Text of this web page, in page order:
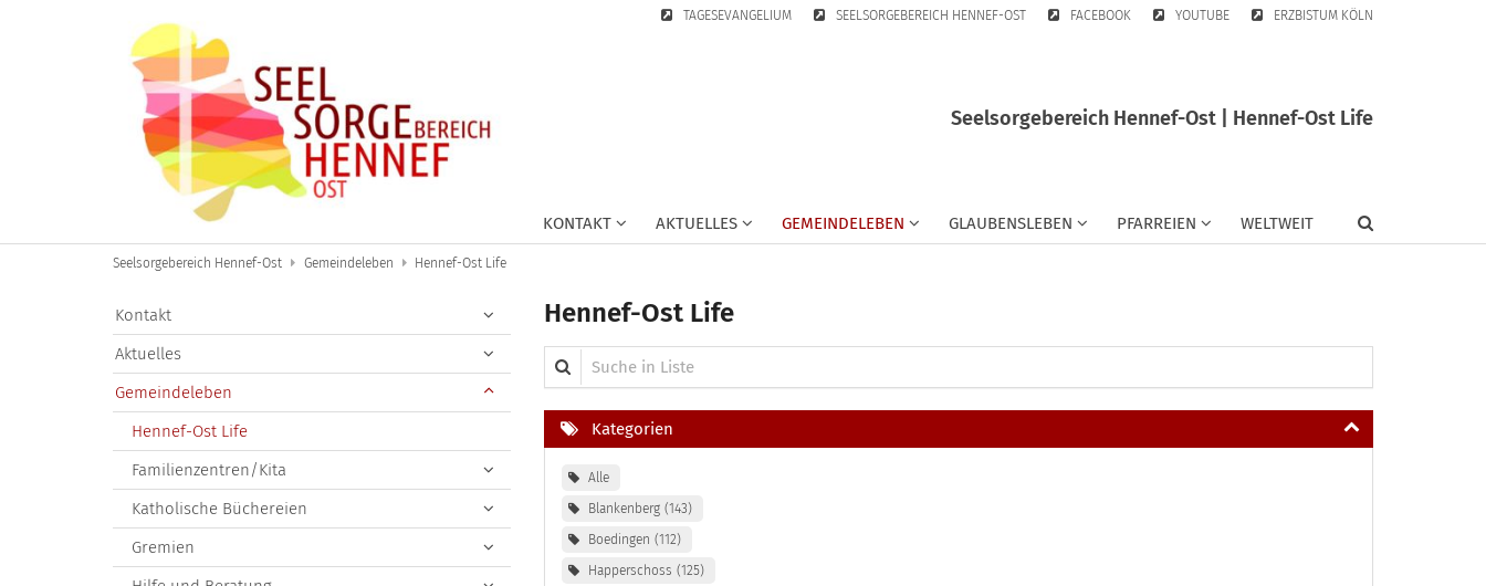
TAGESEVANGELIUM SEELSORGEBEREICH HENNEF-OST FACEBOOK YOUTUBE ERZBISTUM KÖLN
Seelsorgebereich Hennef-Ost | Hennef-Ost Life
KONTAKT AKTUELLES GEMEINDELEBEN GLAUBENSLEBEN PFARREIEN WELTWEIT
Seelsorgebereich Hennef-Ost Gemeindeleben Hennef-Ost Life
Hennef-Ost Life
Suche in Liste
Kategorien
Alle
Blankenberg 143
Boedingen
112
Happerschoss
125
Kontakt
Aktuelles
Gemeindeleben
Hennef-Ost Life
Familienzentren/Kita
Katholische Büchereien
Gremien